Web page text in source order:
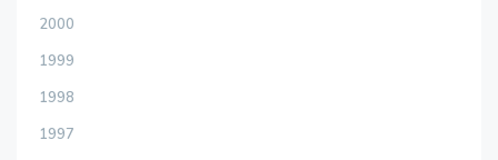
2000
1999
1998
1997